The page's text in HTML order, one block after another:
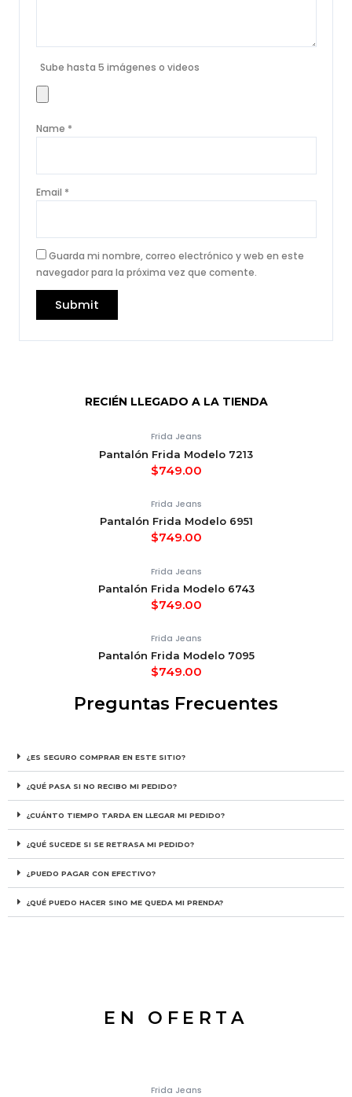
Sube hasta 5 imágenes o videos
Name *
Email *
Guarda mi nombre, correo electrónico y web en este
navegador para la próxima vez que comente.
RECIÉN LLEGADO A LA TIENDA
Frida Jeans
Pantalón Frida Modelo 7213
$749.00
Frida Jeans
Pantalón Frida Modelo 6951
$749.00
Frida Jeans
Pantalón Frida Modelo 6743
$749.00
Frida Jeans
Pantalón Frida Modelo 7095
$749.00
Preguntas Frecuentes
¿ES SEGURO COMPRAR EN ESTE SITIO?
¿QUÉ PASA SI NO RECIBO MI PEDIDO?
¿CUÁNTO TIEMPO TARDA EN LLEGAR MI PEDIDO?
¿QUÉ SUCEDE SI SE RETRASA MI PEDIDO?
¿PUEDO PAGAR CON EFECTIVO?
¿QUÉ PUEDO HACER SINO ME QUEDA MI PRENDA?
EN OFERTA
Frida Jeans